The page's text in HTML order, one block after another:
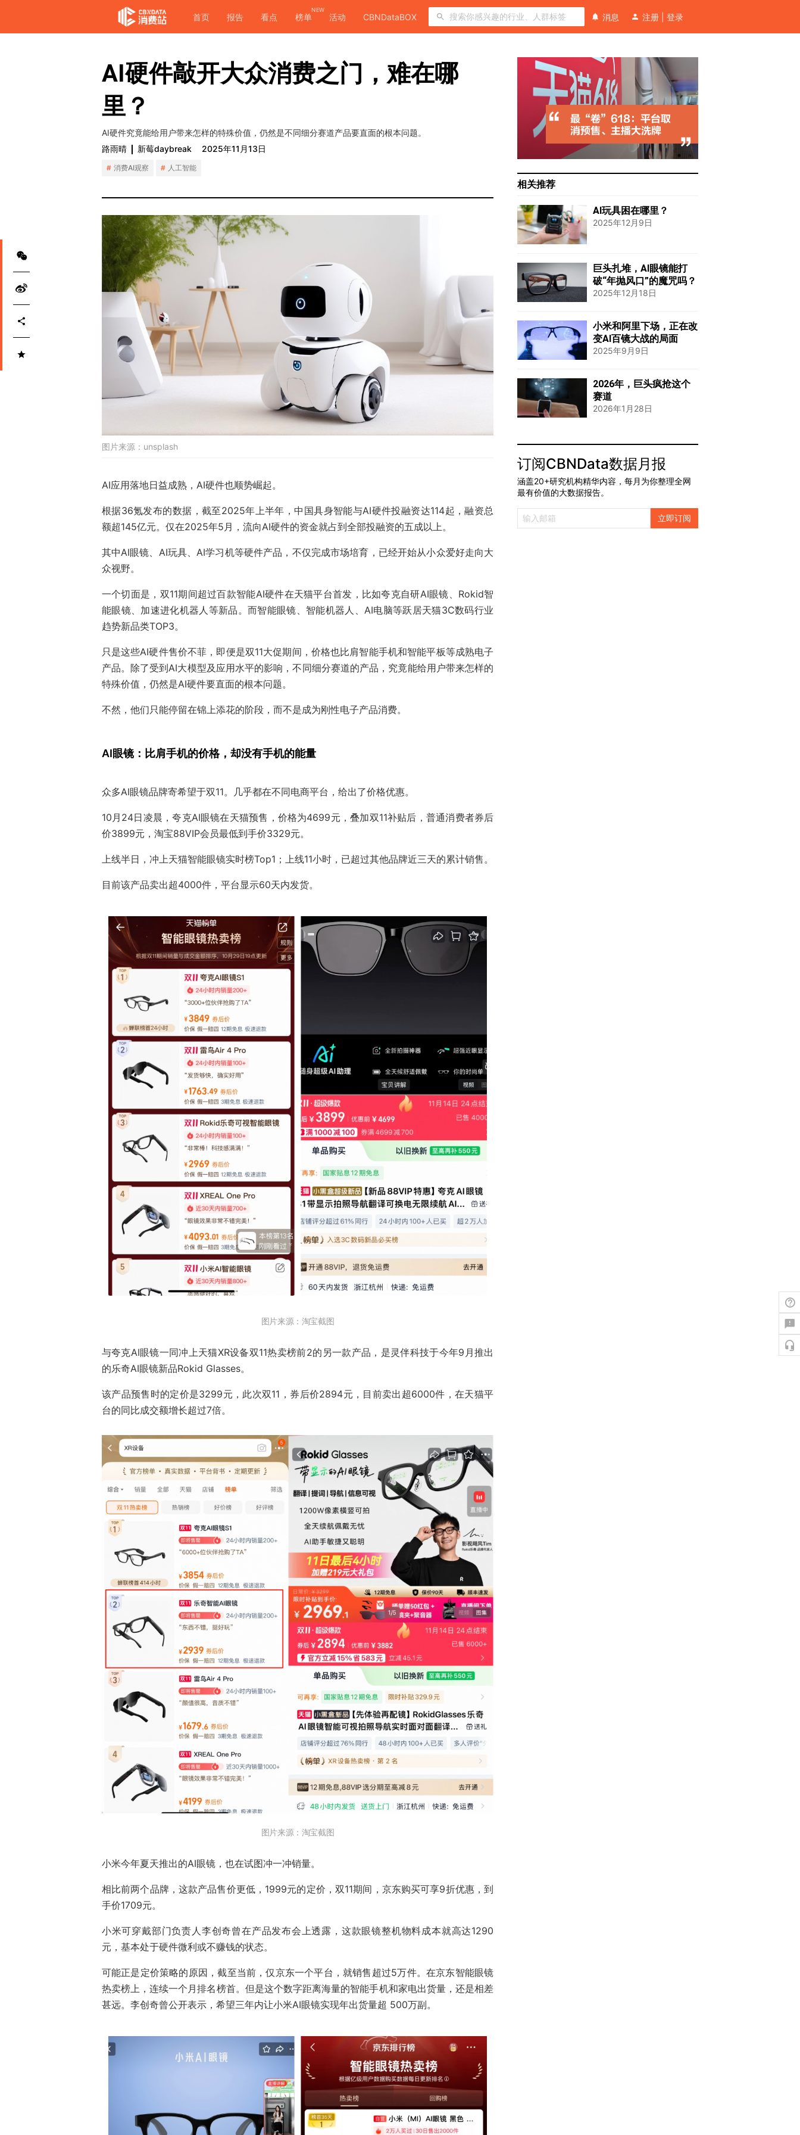
首页 报告 看点 榜单
NEW
活动 CBNDataBOX 消息 注册 登录
AI硬件敲开大众消费之门，难在哪
里？
AI硬件究竟能给用户带来怎样的特殊价值，仍然是不同细分赛道产品要直面的根本问题。
路雨晴
新莓daybreak 2025年11月13日
消费AI观察 人工智能
图片来源： unsplash
AI应用落地日益成熟，AI硬件也顺势崛起。
根据36氪发布的数据，截至2025年上半年，中国具身智能与AI硬件投融资达114起，融资总
额超145亿元。仅在2025年5月，流向AI硬件的资金就占到全部投融资的五成以上。
其中AI眼镜、AI玩具、AI学习机等硬件产品，不仅完成市场培育，已经开始从小众爱好走向大
众视野。
一个切面是，双11期间超过百款智能AI硬件在天猫平台首发，比如夸克自研AI眼镜、Rokid智
能眼镜、加速进化机器人等新品。而智能眼镜、智能机器人、AI电脑等跃居天猫3C数码行业
趋势新品类TOP3。
只是这些AI硬件售价不菲，即便是双11大促期间，价格也比肩智能手机和智能平板等成熟电子
产品。除了受到AI大模型及应用水平的影响，不同细分赛道的产品，究竟能给用户带来怎样的
特殊价值，仍然是AI硬件要直面的根本问题。
不然，他们只能停留在锦上添花的阶段，而不是成为刚性电子产品消费。
AI眼镜：比肩手机的价格，却没有手机的能量
众多AI眼镜品牌寄希望于双11。几乎都在不同电商平台，给出了价格优惠。
10月24日凌晨，夸克AI眼镜在天猫预售，价格为4699元，叠加双11补贴后，普通消费者券后
价3899元，淘宝88VIP会员最低到手价3329元。
上线半日，冲上天猫智能眼镜实时榜Top1；上线11小时，已超过其他品牌近三天的累计销售。
目前该产品卖出超4000件，平台显示60天内发货。
图片来源：淘宝截图
与夸克AI眼镜一同冲上天猫XR设备双11热卖榜前2的另一款产品，是灵伴科技于今年9月推出
的乐奇AI眼镜新品Rokid Glasses。
该产品预售时的定价是3299元，此次双11，券后价2894元，目前卖出超6000件，在天猫平
台的同比成交额增长超过7倍。
图片来源：淘宝截图
小米今年夏天推出的AI眼镜，也在试图冲一冲销量。
相比前两个品牌，这款产品售价更低，1999元的定价，双11期间，京东购买可享9折优惠，到
手价1709元。
小米可穿戴部门负责人李创奇曾在产品发布会上透露，这款眼镜整机物料成本就高达1290
元，基本处于硬件微利或不赚钱的状态。
可能正是定价策略的原因，截至当前，仅京东一个平台，就销售超过5万件。在京东智能眼镜
热卖榜上，连续一个月排名榜首。但是这个数字距离海量的智能手机和家电出货量，还是相差
甚远。李创奇曾公开表示，希望三年内让小米AI眼镜实现年出货量超 500万副。
相关推荐
AI玩具困在哪里？
2025年12月9日
巨头扎堆，AI眼镜能打
破“年抛风口”的魔咒吗？
2025年12月18日
小米和阿里下场，正在改
变AI百镜大战的局面
2025年9月9日
2026年，巨头疯抢这个
赛道
2026年1月28日
订阅CBNData数据月报
涵盖20+研究机构精华内容，每月为你整理全网
最有价值的大数据报告。
立即订阅